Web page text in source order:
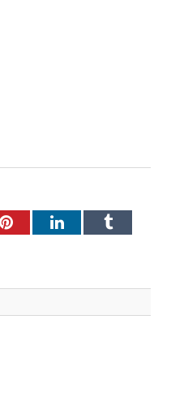
PinterestLinkedInTumblr